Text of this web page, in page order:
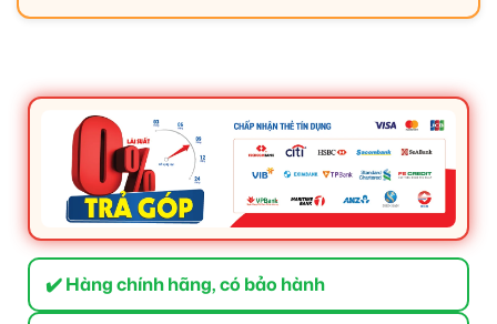
✔️ Hàng chính hãng, có bảo hành